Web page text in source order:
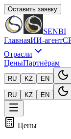
Оставить заявку
SENBI
ГлавнаяИИ-агент
Отрасли
ЦеныПартнёрам
RU KZ EN
RU KZ EN
Цены